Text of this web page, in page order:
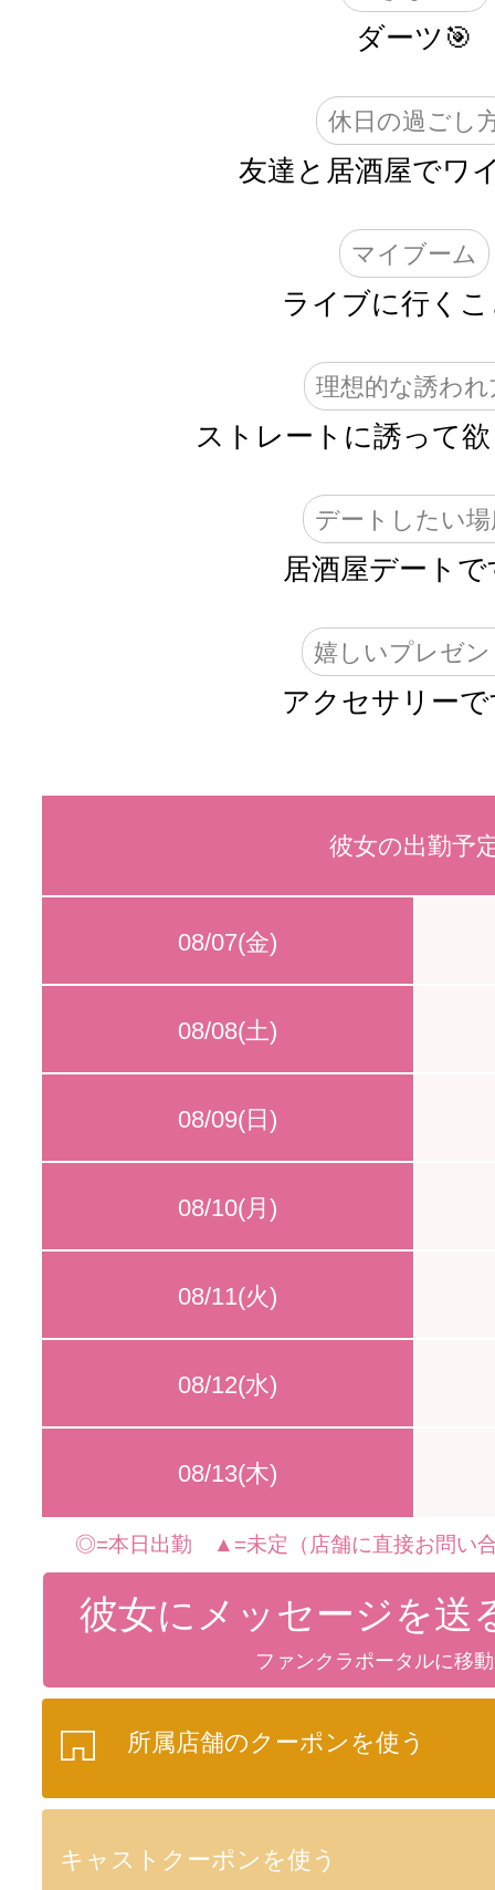
ダーツ🎯
休日の過ごし
友達と居酒屋でワ
マイブーム
ライブに行く
理想的な誘われ
ストレートに誘って
デートしたい場
居酒屋デートで
嬉しいプレゼ
アクセサリー
彼女の出勤予
08/07(金)
08/08(土)
08/09(日)
08/10(月)
08/11(火)
08/12(水)
08/13(木)
◎=本日出勤 ▲=未定（店舗に直接お問い
彼女にメッセージを送
ファンクラポータルに移
所属店舗のクーポンを使う
キャストクーポンを使う